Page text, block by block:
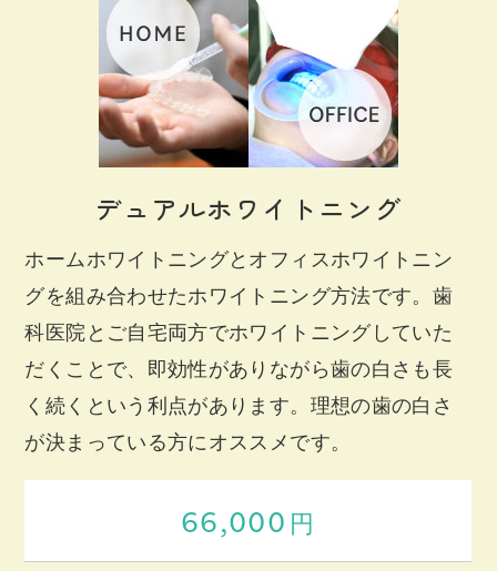
デュアルホワイトニング
ホームホワイトニングとオフィスホワイトニン
グを組み合わせたホワイトニング方法です。歯
科医院とご自宅両方でホワイトニングしていた
だくことで、即効性がありながら歯の白さも長
く続くという利点があります。理想の歯の白さ
が決まっている方にオススメです。
66,000 円